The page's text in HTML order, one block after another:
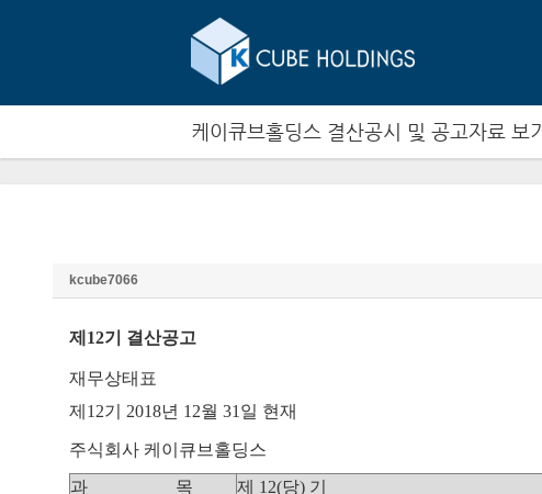
케이큐브홀딩스 결산공시 및 공고자료 보기
kcube7066
제12기 결산공고
재무상태표
제12기 2018년 12월 31일 현재
주식회사 케이큐브홀딩스
과 목
제 12(당) 기